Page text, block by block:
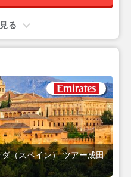
る
（スペイン） ツアー成田